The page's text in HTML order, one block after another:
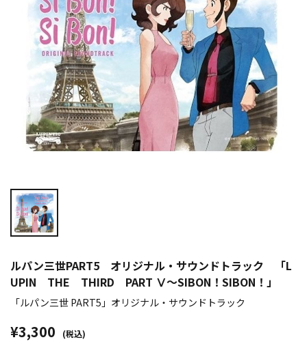
ルパン三世PART5 オリジナル・サウンドトラック 「L
UPIN THE THIRD PART Ⅴ～SIBON！SIBON！」
「ルパン三世 PART5」オリジナル・サウンドトラック
¥3,300 (税込)